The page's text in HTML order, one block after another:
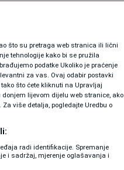
što su pretraga web stranica ili lični
tehnologije kako bi se pružila
podatke Ukoliko je praćenje
za vas. Ovaj odabir postavki
što ćete kliknuti na Upravljaj
lijevom dijelu web stranice, ako
više detalja, pogledajte Uredbu o
radi identifikacije. Spremanje
i sadržaj, mjerenje oglašavanja i